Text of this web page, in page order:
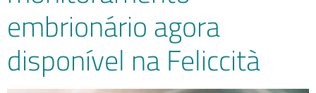
embrionário agora
disponível na Feliccità